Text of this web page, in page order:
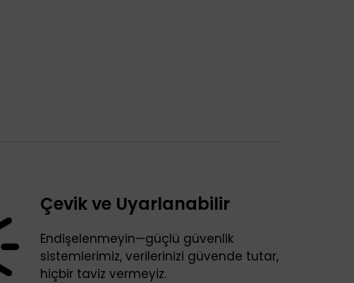
Çevik ve Uyarlanabilir
Endişelenmeyin—güçlü güvenlik
sistemlerimiz, verilerinizi güvende tutar,
hiçbir taviz vermeyiz.